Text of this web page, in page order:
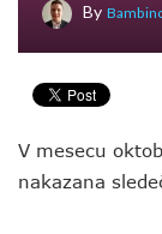
By
V mesecu
nakazana